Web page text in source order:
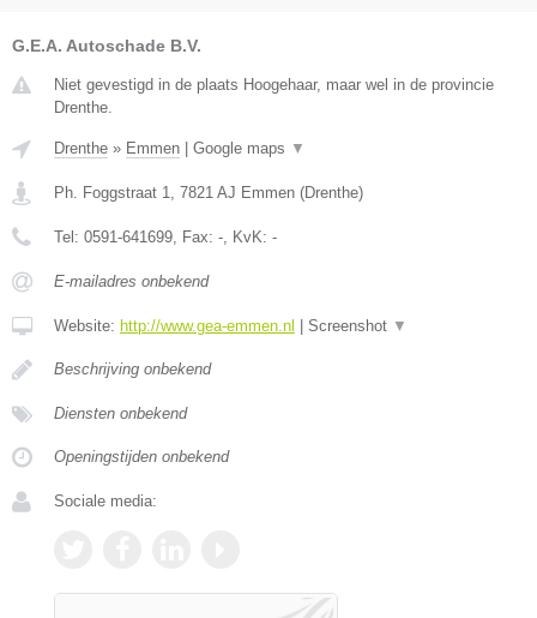
G.E.A. Autoschade B.V.
Niet gevestigd in de plaats Hoogehaar, maar wel in de provincie
Drenthe.
Drenthe » Emmen | Google maps ▼
Ph. Foggstraat 1 7821 AJ Emmen (Drenthe)
Tel: 0591-641699 , Fax: - , KvK: -
E-mailadres onbekend
Website: http://www.gea-emmen.nl | Screenshot ▼
Beschrijving onbekend
Diensten onbekend
Openingstijden onbekend
Sociale media: